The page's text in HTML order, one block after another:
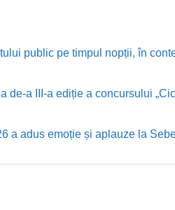
public pe timpul nopții, în
de-a III-a ediție a concursului
a adus emoție și aplauze la